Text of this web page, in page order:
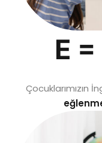
E
Çocuklarımızın